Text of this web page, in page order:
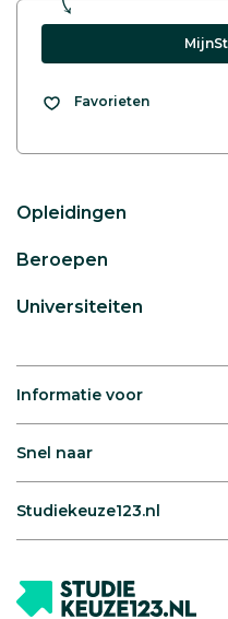
Favorieten
Opleidingen
Beroepen
Universiteiten
Informatie voor
Snel naar
Studiekeuze123.nl